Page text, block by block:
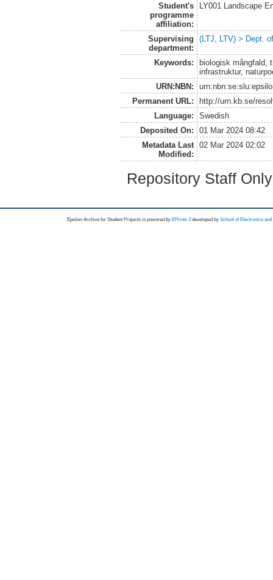
Student's
programme
affiliation:
LY001 Landscape
Supervising
department:
(LTJ, LTV) > Dept.
Keywords:
biologisk mångfald,
infrastruktur,
URN:NBN:
Permanent URL:
http://urn.kb.se/
Language:
Swedish
Deposited On:
01 Mar 2024 08:42
Metadata Last
Modified:
02 Mar 2024 02:02
Repository Staff
Epsilon Archive for Student Projects is powored byEPrints 3 developed by School of Electronics